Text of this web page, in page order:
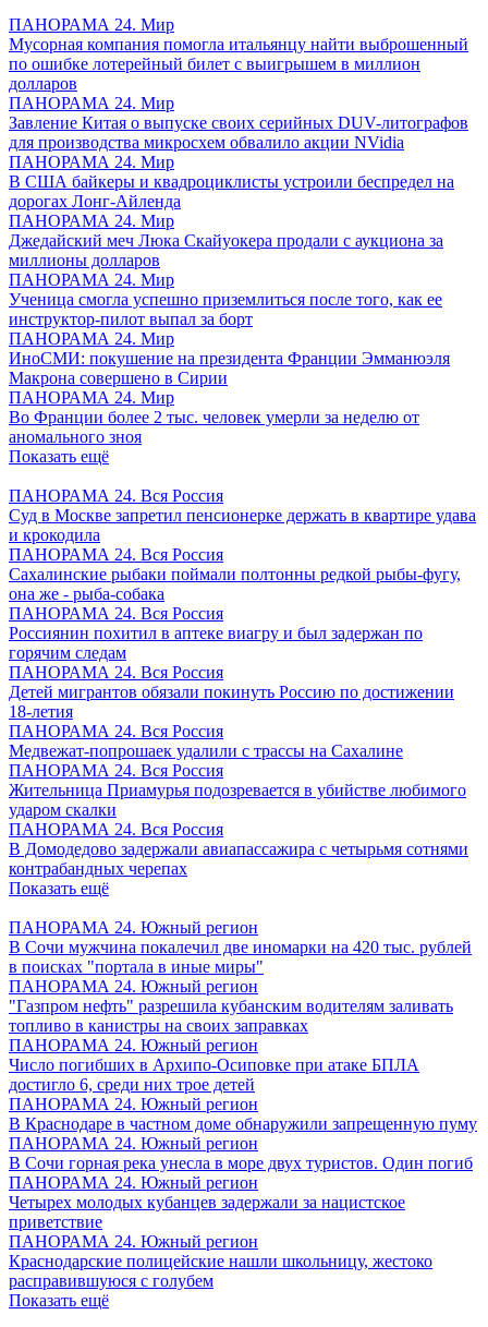
ПАНОРАМА 24. Мир
Мусорная компания помогла итальянцу найти выброшенный
по ошибке лотерейный билет с выигрышем в миллион
долларов
ПАНОРАМА 24. Мир
Завление Китая о выпуске своих серийных DUV-литографов
для производства микросхем обвалило акции NVidia
ПАНОРАМА 24. Мир
В США байкеры и квадроциклисты устроили беспредел на
дорогах Лонг-Айленда
ПАНОРАМА 24. Мир
Джедайский меч Люка Скайуокера продали с аукциона за
миллионы долларов
ПАНОРАМА 24. Мир
Ученица смогла успешно приземлиться после того, как ее
инструктор-пилот выпал за борт
ПАНОРАМА 24. Мир
ИноСМИ: покушение на президента Франции Эмманюэля
Макрона совершено в Сирии
ПАНОРАМА 24. Мир
Во Франции более 2 тыс. человек умерли за неделю от
аномального зноя
Показать ещё
ПАНОРАМА 24. Вся Россия
Суд в Москве запретил пенсионерке держать в квартире удава
и крокодила
ПАНОРАМА 24. Вся Россия
Сахалинские рыбаки поймали полтонны редкой рыбы-фугу,
она же - рыба-собака
ПАНОРАМА 24. Вся Россия
Россиянин похитил в аптеке виагру и был задержан по
горячим следам
ПАНОРАМА 24. Вся Россия
Детей мигрантов обязали покинуть Россию по достижении
18-летия
ПАНОРАМА 24. Вся Россия
Медвежат-попрошаек удалили с трассы на Сахалине
ПАНОРАМА 24. Вся Россия
Жительница Приамурья подозревается в убийстве любимого
ударом скалки
ПАНОРАМА 24. Вся Россия
В Домодедово задержали авиапассажира с четырьмя сотнями
контрабандных черепах
Показать ещё
ПАНОРАМА 24. Южный регион
В Сочи мужчина покалечил две иномарки на 420 тыс. рублей
в поисках "портала в иные миры"
ПАНОРАМА 24. Южный регион
"Газпром нефть" разрешила кубанским водителям заливать
топливо в канистры на своих заправках
ПАНОРАМА 24. Южный регион
Число погибших в Архипо-Осиповке при атаке БПЛА
достигло 6, среди них трое детей
ПАНОРАМА 24. Южный регион
В Краснодаре в частном доме обнаружили запрещенную пуму
ПАНОРАМА 24. Южный регион
В Сочи горная река унесла в море двух туристов. Один погиб
ПАНОРАМА 24. Южный регион
Четырех молодых кубанцев задержали за нацистское
приветствие
ПАНОРАМА 24. Южный регион
Краснодарские полицейские нашли школьницу, жестоко
расправившуюся с голубем
Показать ещё